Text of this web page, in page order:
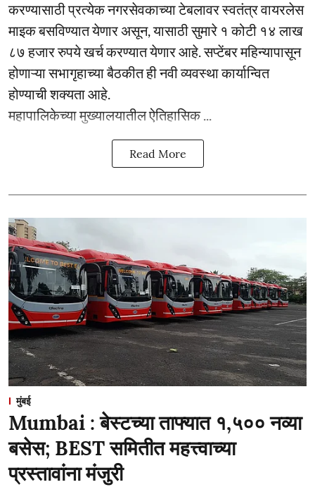
करण्यासाठी प्रत्येक नगरसेवकाच्या टेबलावर स्वतंत्र वायरलेस
माइक बसविण्यात येणार असून, यासाठी सुमारे १ कोटी १४ लाख
८७ हजार रुपये खर्च करण्यात येणार आहे. सप्टेंबर महिन्यापासून
होणाऱ्या सभागृहाच्या बैठकीत ही नवी व्यवस्था कार्यान्वित
होण्याची शक्यता आहे.
महापालिकेच्या मुख्यालयातील ऐतिहासिक ...
Read More
मुंबई
Mumbai : बेस्टच्या ताफ्यात १,५०० नव्या
बसेस; BEST समितीत महत्त्वाच्या
प्रस्तावांना मंजुरी